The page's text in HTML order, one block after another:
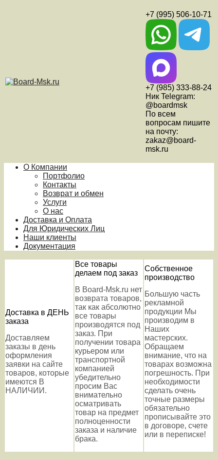
+7 (995) 506-10-71
+7 (985) 333-88-24
Ник Telegram:
@boardmsk
По всем
вопросам пишите
на почту:
zakaz@board-
msk.ru
О Компании
Портфолио
Контакты
Возврат и обмен
Услуги
О нас
Доставка и Оплата
Для Юридических Лиц
Наши клиенты
Документация
Доставка в ДЕНЬ
заказа
Доставляем
заказы в день
оформления
заявки на сайте
товаров, которые
имеются В
НАЛИЧИИ.
Все товары
делаем под заказ
В Board-Msk.ru нет
возврата товаров,
так как абсолютно
все товары
производятся под
заказ. При
получении товара
курьером или
транспортной
компанией
убедительно
просим Вас
внимательно
осматривать
товар на предмет
полноценности
заказа и наличие
брака.
Собственное
производство
Большую часть
рекламной
продукции Мы
производим в
Наших
мастерских.
Обращаем
внимание, что на
товарах возможна
погрешность. При
необходимости
сделать очень
точные размеры
обязательно
прописывайте это
в договоре, счете
или в переписке!